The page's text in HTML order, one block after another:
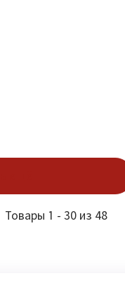
Товары 1 - 30 из 48